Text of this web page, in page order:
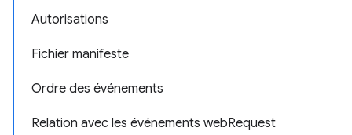
Autorisations
Fichier manifeste
Ordre des événements
Relation avec les événements webRequest